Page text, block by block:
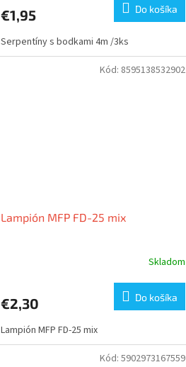
€1,95 Do košíka
Serpentíny s bodkami 4m /3ks
Lampión MFP FD-25 mix
Skladom
€2,30 Do košíka
Lampión MFP FD-25 mix
Kód: 8595138532902
Kód: 5902973167559